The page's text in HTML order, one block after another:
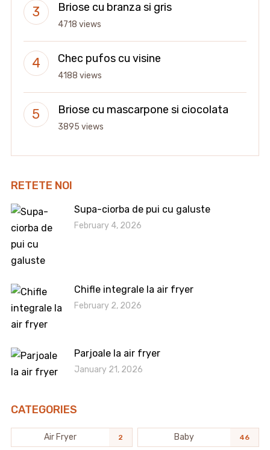
Briose cu branza si gris
4718 views
Chec pufos cu visine
4188 views
Briose cu mascarpone si ciocolata
3895 views
RETETE NOI
Supa-ciorba de pui cu galuste
February 4, 2026
Chifle integrale la air fryer
February 2, 2026
Parjoale la air fryer
January 21, 2026
CATEGORIES
Air Fryer 2 Baby 46